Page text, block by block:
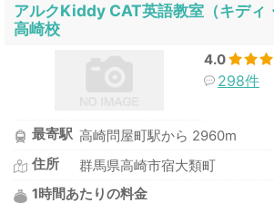
アルクKiddy CAT英語教室（キディ
高崎校
4.0
298件
最寄駅 高崎問屋町駅から 2960m
住所
群馬県高崎市宿大類町
1時間あたりの料金